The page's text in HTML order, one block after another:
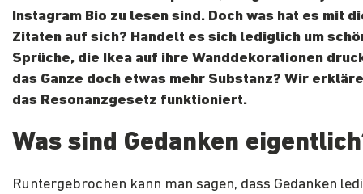
Instagram Bio zu lesen sind. Doch was hat es mit
Zitaten auf sich? Handelt es sich lediglich um
Sprüche, die Ikea auf ihre Wanddekorationen
das Ganze doch etwas mehr Substanz? Wir
das Resonanzgesetz funktioniert.
Was sind Gedanken
Runtergebrochen kann man sagen, dass Gedanken